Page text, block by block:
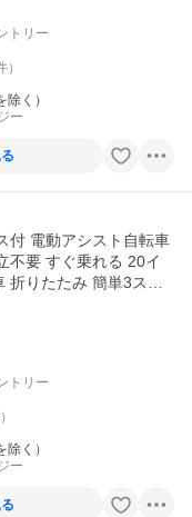
トリー
）
く）
ー
付 電動アシスト自転車
不要 すぐ乗れる 20イ
折りたたみ 簡単3ステ
トリー
）
く）
ー